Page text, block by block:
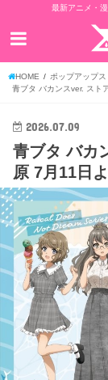
最新アニメ・
HOME
ポップアップス
青ブタ バカンスver. スト
2026.07.09
青ブタ バカ
原 7月11日